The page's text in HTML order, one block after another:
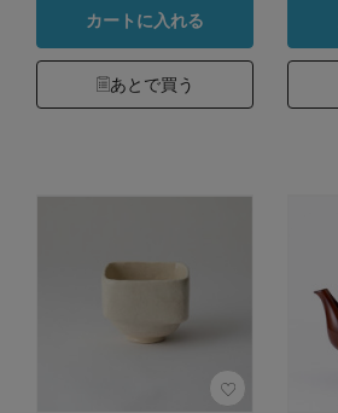
カートに入れる
あとで買う